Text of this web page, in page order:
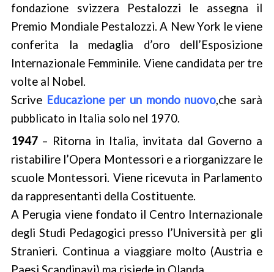
fondazione svizzera Pestalozzi le assegna il
Premio Mondiale Pestalozzi. A New York le viene
conferita la medaglia d’oro dell’Esposizione
Internazionale Femminile. Viene candidata per tre
volte al Nobel.
Scrive Educazione per un mondo nuovo,che sarà
pubblicato in Italia solo nel 1970.
1947 – Ritorna in Italia, invitata dal Governo a
ristabilire l’Opera Montessori e a riorganizzare le
scuole Montessori. Viene ricevuta in Parlamento
da rappresentanti della Costituente.
A Perugia viene fondato il Centro Internazionale
degli Studi Pedagogici presso l’Università per gli
Stranieri. Continua a viaggiare molto (Austria e